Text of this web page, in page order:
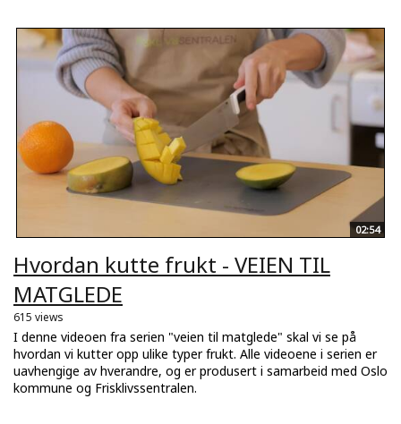
02:54
Hvordan kutte frukt - VEIEN TIL
MATGLEDE
615 views
I denne videoen fra serien "veien til matglede" skal vi se på
hvordan vi kutter opp ulike typer frukt. Alle videoene i serien er
uavhengige av hverandre, og er produsert i samarbeid med Oslo
kommune og Frisklivssentralen.